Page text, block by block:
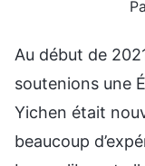
Au début de
soutenions une
Yichen était
beaucoup